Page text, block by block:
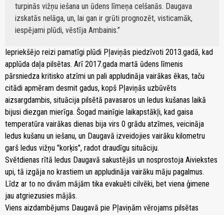
turpinās vižņu iešana un ūdens līmeņa celšanās. Daugava
izskatās nelāga, un, lai gan ir grūti prognozēt, visticamāk,
iespējami plūdi, vēstīja Ambainis.
Iepriekšējo reizi pamatīgi plūdi Pļaviņās piedzīvoti 2013.gadā, kad
applūda daļa pilsētas. Arī 2017.gada martā ūdens līmenis
pārsniedza kritisko atzīmi un pali appludināja vairākas ēkas, taču
citādi apmēram desmit gadus, kopš Pļaviņās uzbūvēts
aizsargdambis, situācija pilsētā pavasaros un ledus kušanas laikā
bijusi diezgan mierīga. Šogad mainīgie laikapstākļi, kad gaisa
temperatūra vairākas dienas bija virs 0 grādu atzīmes, veicināja
ledus kušanu un iešanu, un Daugavā izveidojies vairāku kilometru
garš ledus vižņu "korķis", radot draudīgu situāciju.
Svētdienas rītā ledus Daugavā sakustējās un nosprostoja Aiviekstes
upi, tā izgāja no krastiem un appludināja vairāku māju pagalmus.
Līdz ar to no divām mājām tika evakuēti cilvēki, bet viena ģimene
jau atgriezusies mājās.
Viens aizdambējums Daugavā pie Pļaviņām vērojams pilsētas